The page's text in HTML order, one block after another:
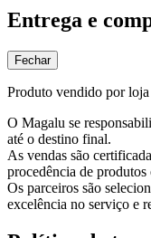
Entrega e
Fechar
Produto vendido por
O Magalu se
até o destino final.
As vendas são
procedência de produtos
Os parceiros são
excelência no serviço e